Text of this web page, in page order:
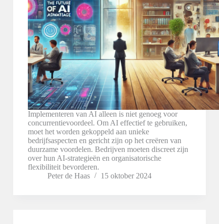
Implementeren van AI alleen is niet genoeg voor
concurrentievoordeel. Om AI effectief te gebruiken,
moet het worden gekoppeld aan unieke
bedrijfsaspecten en gericht zijn op het creëren van
duurzame voordelen. Bedrijven moeten discreet zijn
over hun AI-strategieën en organisatorische
flexibiliteit bevorderen.
Peter de Haas
15 oktober 2024